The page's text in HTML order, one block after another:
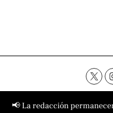
Contacto Aviso
📢 La redacción